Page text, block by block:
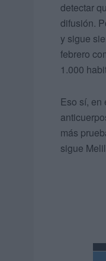
detectar
difusión.
y sigue
febrero
1.000
Eso sí, en
más
sigue